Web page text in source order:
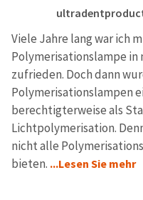
Viele Jahre lang war ich
Polymerisationslampe in
zufrieden. Doch dann
Polymerisationslampen
berechtigterweise als
Lichtpolymerisation.
nicht alle
bieten. ...Lesen Sie mehr